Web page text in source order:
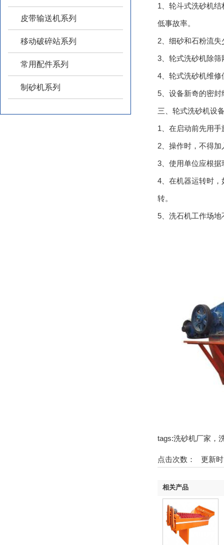
皮带输送机系列
移动破碎站系列
常用配件系列
制砂机系列
1、轮斗式洗砂机
低事故率。
2、细砂和石粉流失
3、轮式洗砂机除
4、轮式洗砂机维修
5、设备新奇的密封
三、轮式洗砂机设备
1、在启动前先用
2、操作时，不得
3、使用单位应根据
4、在机器运转时
转。
5、洗石机工作场
tags:洗砂机厂家，
点击次数： 更新时
相关产品